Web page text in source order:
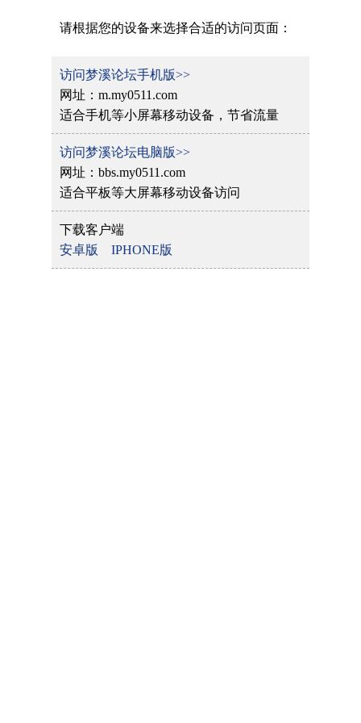
请根据您的设备来选择合适的访问页面：
访问梦溪论坛手机版>>
网址：m.my0511.com
适合手机等小屏幕移动设备，节省流量
访问梦溪论坛电脑版>>
网址：bbs.my0511.com
适合平板等大屏幕移动设备访问
下载客户端
安卓版
IPHONE版